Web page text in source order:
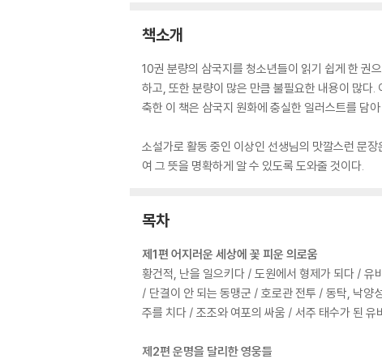
책소개
10권 분량의 삼국지를 청소년들이 읽기 쉽게 한 권
하고, 또한 분량이 많은 만큼 불필요한 내용이 많다
축한 이 책은 삼국지 원화에 충실한 일러스트를 담
소설가로 활동 중인 이상인 선생님의 맛깔스런 문
여 그 뜻을 명확하게 알 수 있도록 도와줄 것이다.
목차
제1편 어지러운 세상에 꽃 피운 의로움
황건적, 난을 일으키다 / 도원에서 형제가 되다 /
/ 단결이 안 되는 동맹군 / 호로관 전투 / 동탁, 낙양
주를 치다 / 조조와 여포의 싸움 / 서주 태수가 된 유
제2편 운명을 달리한 영웅들